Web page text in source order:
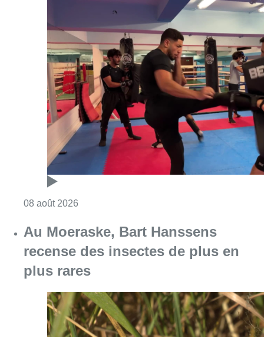
08 août 2026Consulter l'article "Un nouveau club de
Au Moeraske, Bart Hanssens
recense des insectes de plus en
plus rares